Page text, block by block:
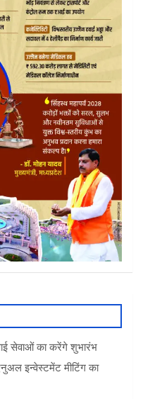
सेवाओं का करेंगे शुभारंभ
इन्वेस्टमेंट मीटिंग का